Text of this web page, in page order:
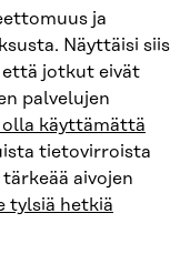
ja
Näyttäisi siis
että jotkut eivät
palvelujen
olla käyttämättä
tietovirroista
aivojen
tylsiä hetkiä